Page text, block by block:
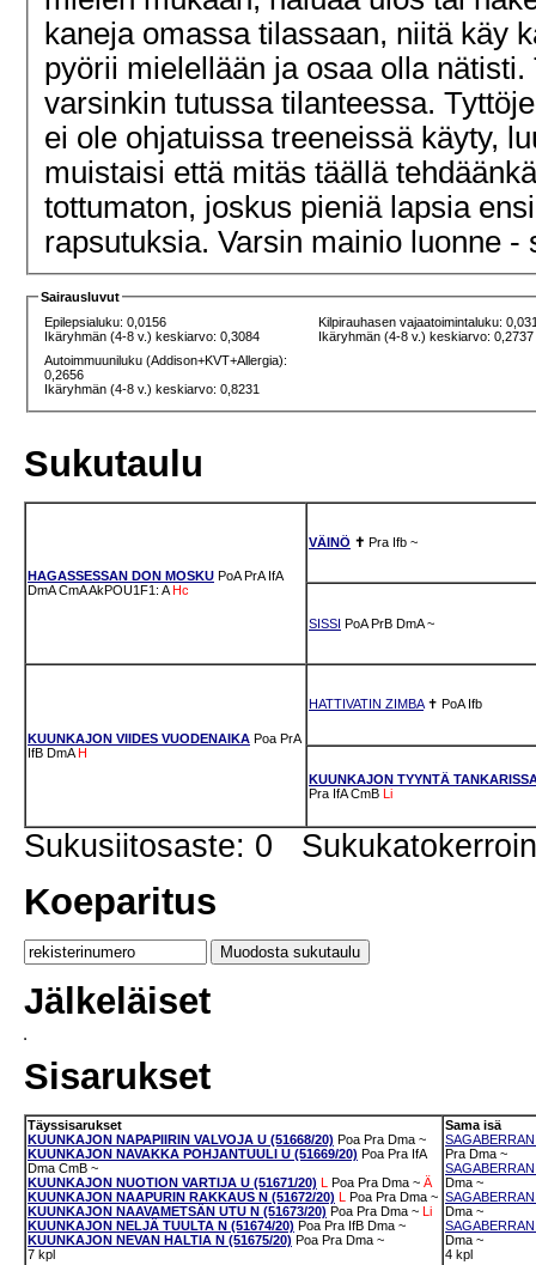
kaneja omassa tilassaan, niitä käy
pyörii mielellään ja osaa olla
varsinkin tutussa tilanteessa.
ei ole ohjatuissa treeneissä käyty,
muistaisi että mitäs täällä
tottumaton, joskus pieniä lapsia
rapsutuksia. Varsin mainio luonne
Sairausluvut
Epilepsialuku: 0,0156
Ikäryhmän (4-8 v.) keskiarvo: 0,3084
Kilpirauhasen vajaatoimintaluku:
Ikäryhmän (4-8 v.) keskiarvo: 0,2737
Autoimmuuniluku (Addison+KVT+Allergia):
0,2656
Ikäryhmän (4-8 v.) keskiarvo: 0,8231
Sukutaulu
HAGASSESSAN DON MOSKU PoA PrA IfA
DmA CmAAkPOU1F1: A Hc
VÄINÖ ✝ Pra Ifb ~
SISSI PoA PrB DmA ~
KUUNKAJON VIIDES VUODENAIKA Poa PrA
IfB DmA H
HATTIVATIN ZIMBA✝ PoA Ifb
KUUNKAJON TYYNTÄ
Pra IfA CmB Li
Sukusiitosaste: 0
Koeparitus
Jälkeläiset
Sisarukset
Täyssisarukset
KUUNKAJON NAPAPIIRIN VALVOJA U (51668/20) Poa Pra Dma ~
KUUNKAJON NAVAKKA POHJANTUULI U (51669/20) Poa Pra IfA
Dma CmB ~
KUUNKAJON NUOTION VARTIJA U (51671/20) L Poa Pra Dma ~ Ä
KUUNKAJON NAAPURIN RAKKAUS N (51672/20) L Poa Pra Dma ~
KUUNKAJON NAAVAMETSÄN UTU N (51673/20) Poa Pra Dma ~ Li
KUUNKAJON NELJÄ TUULTA N (51674/20) Poa Pra IfB Dma ~
KUUNKAJON NEVAN HALTIA N (51675/20) Poa Pra Dma ~
7 kpl
Sama isä
Pra Dma ~
Dma ~
Dma ~
Dma ~
4 kpl